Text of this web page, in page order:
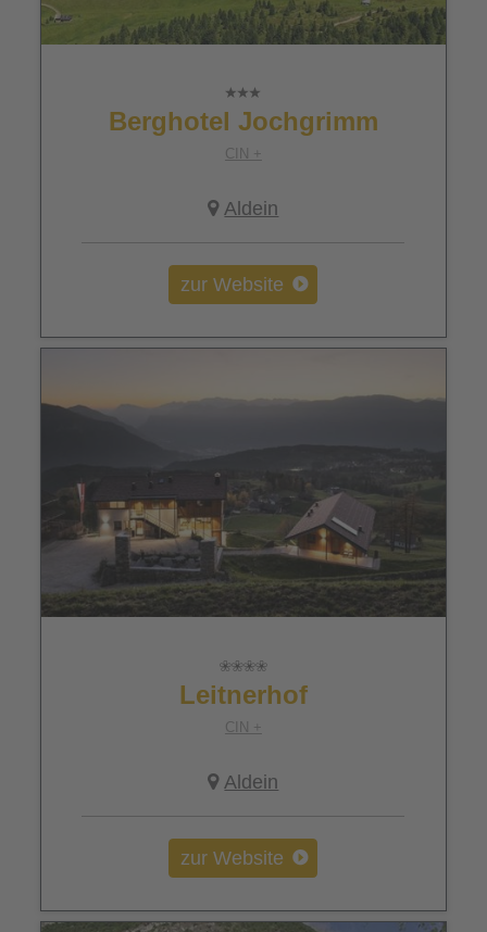
Berghotel Jochgrimm
CIN +
Aldein
zur Website
Leitnerhof
CIN +
Aldein
zur Website